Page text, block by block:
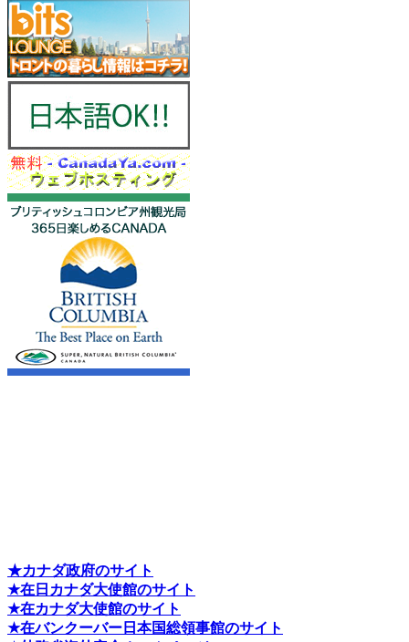
★カナダ政府のサイト
★在日カナダ大使館のサイト
★在カナダ大使館のサイト
★在バンクーバー日本国総領事館のサイト